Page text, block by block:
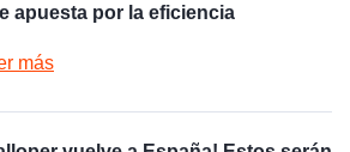
apuesta por la eficiencia
más